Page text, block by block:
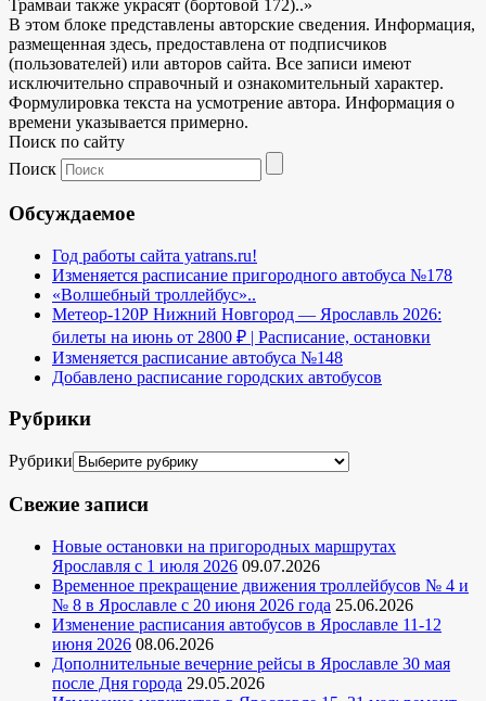
Трамваи также украсят (бортовой 172)..»
В этом блоке представлены авторские сведения. Информация,
размещенная здесь, предоставлена от подписчиков
(пользователей) или авторов сайта. Все записи имеют
исключительно справочный и ознакомительный характер.
Формулировка текста на усмотрение автора. Информация о
времени указывается примерно.
Поиск по сайту
Поиск
Обсуждаемое
Год работы сайта yatrans.ru!
Изменяется расписание пригородного автобуса №178
«Волшебный троллейбус»..
Метеор-120Р Нижний Новгород — Ярославль 2026:
билеты на июнь от 2800 ₽ | Расписание, остановки
Изменяется расписание автобуса №148
Добавлено расписание городских автобусов
Рубрики
Рубрики
Свежие записи
Новые остановки на пригородных маршрутах
Ярославля с 1 июля 2026 09.07.2026
Временное прекращение движения троллейбусов № 4 и
№ 8 в Ярославле с 20 июня 2026 года 25.06.2026
Изменение расписания автобусов в Ярославле 11-12
июня 2026 08.06.2026
Дополнительные вечерние рейсы в Ярославле 30 мая
после Дня города 29.05.2026